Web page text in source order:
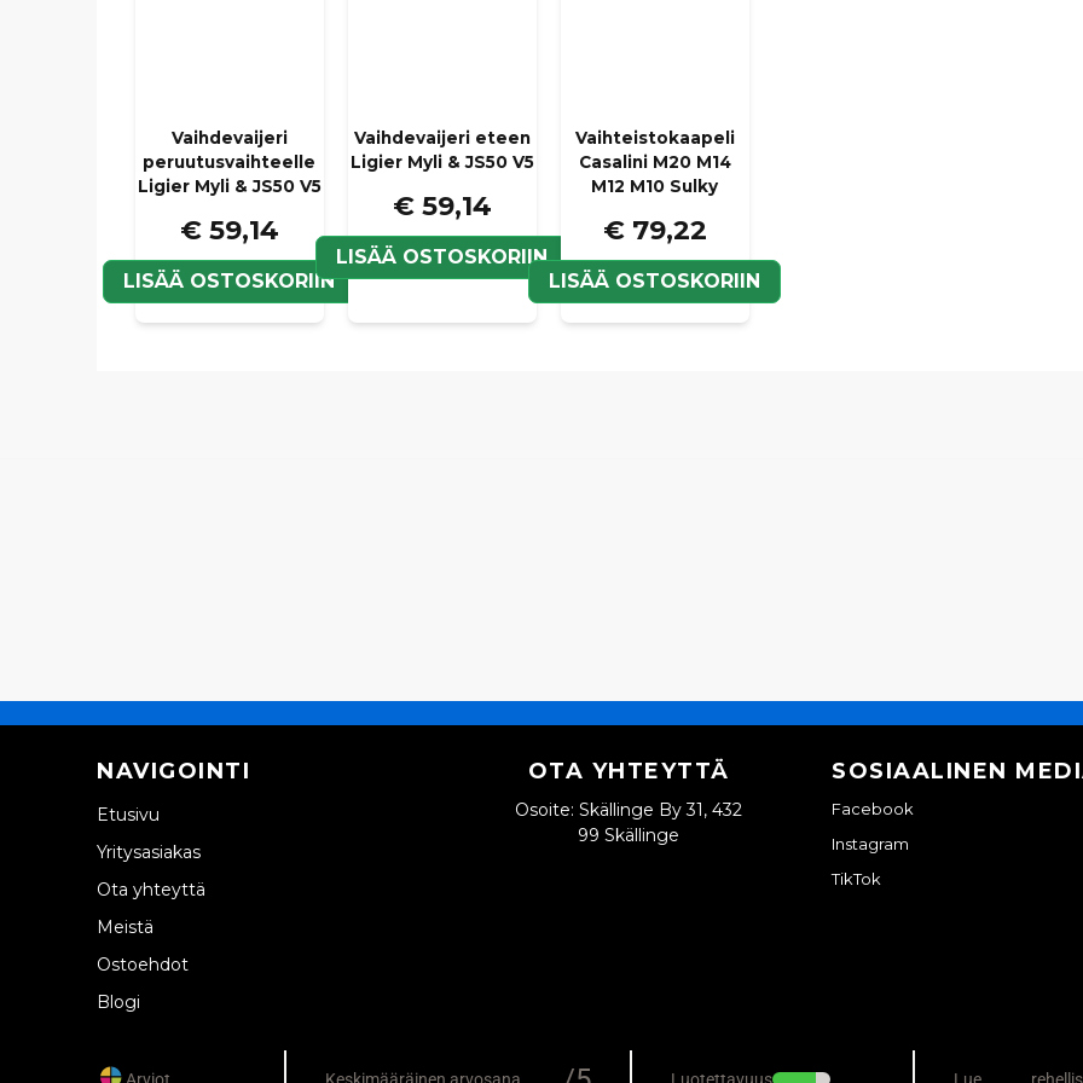
Vaihdevaijeri
peruutusvaihteelle
Ligier Myli & JS50 V5
€ 59,14
LISÄÄ OSTOSKORIIN
Vaihdevaijeri eteen
Ligier Myli & JS50 V5
€ 59,14
LISÄÄ OSTOSKORIIN
Vaihteistokaapeli
Casalini M20 M14
M12 M10 Sulky
€ 79,22
LISÄÄ OSTOSKORIIN
NAVIGOINTI
Etusivu
Yritysasiakas
Ota yhteyttä
Meistä
Ostoehdot
Blogi
OTA YHTEYTTÄ
Osoite: Skällinge By 31, 432
99 Skällinge
SOSIAALINEN
Facebook
Instagram
TikTok